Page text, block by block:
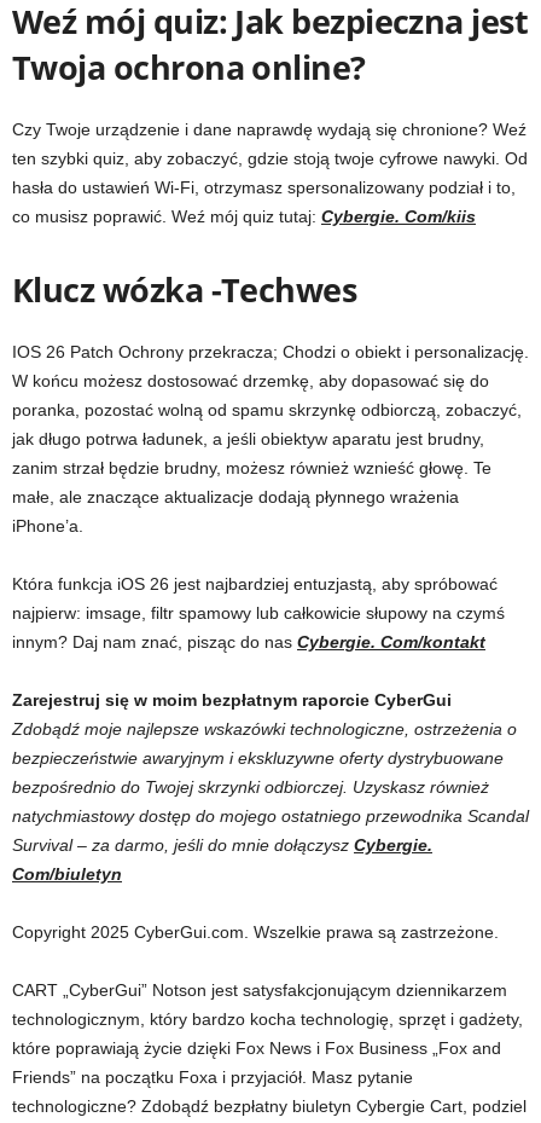
Weź mój quiz: Jak bezpieczna jest
Twoja ochrona online?
Czy Twoje urządzenie i dane naprawdę wydają się chronione? Weź
ten szybki quiz, aby zobaczyć, gdzie stoją twoje cyfrowe nawyki. Od
hasła do ustawień Wi-Fi, otrzymasz spersonalizowany podział i to,
co musisz poprawić. Weź mój quiz tutaj: Cybergie. Com/kiis
Klucz wózka -Techwes
IOS 26 Patch Ochrony przekracza; Chodzi o obiekt i personalizację.
W końcu możesz dostosować drzemkę, aby dopasować się do
poranka, pozostać wolną od spamu skrzynkę odbiorczą, zobaczyć,
jak długo potrwa ładunek, a jeśli obiektyw aparatu jest brudny,
zanim strzał będzie brudny, możesz również wznieść głowę. Te
małe, ale znaczące aktualizacje dodają płynnego wrażenia
iPhone’a.
Która funkcja iOS 26 jest najbardziej entuzjastą, aby spróbować
najpierw: imsage, filtr spamowy lub całkowicie słupowy na czymś
innym? Daj nam znać, pisząc do nas Cybergie. Com/kontakt
Zarejestruj się w moim bezpłatnym raporcie CyberGui
Zdobądź moje najlepsze wskazówki technologiczne, ostrzeżenia o
bezpieczeństwie awaryjnym i ekskluzywne oferty dystrybuowane
bezpośrednio do Twojej skrzynki odbiorczej. Uzyskasz również
natychmiastowy dostęp do mojego ostatniego przewodnika Scandal
Survival – za darmo, jeśli do mnie dołączysz Cybergie.
Com/biuletyn
Copyright 2025 CyberGui.com. Wszelkie prawa są zastrzeżone.
CART „CyberGui” Notson jest satysfakcjonującym dziennikarzem
technologicznym, który bardzo kocha technologię, sprzęt i gadżety,
które poprawiają życie dzięki Fox News i Fox Business „Fox and
Friends” na początku Foxa i przyjaciół. Masz pytanie
technologiczne? Zdobądź bezpłatny biuletyn Cybergie Cart, podziel